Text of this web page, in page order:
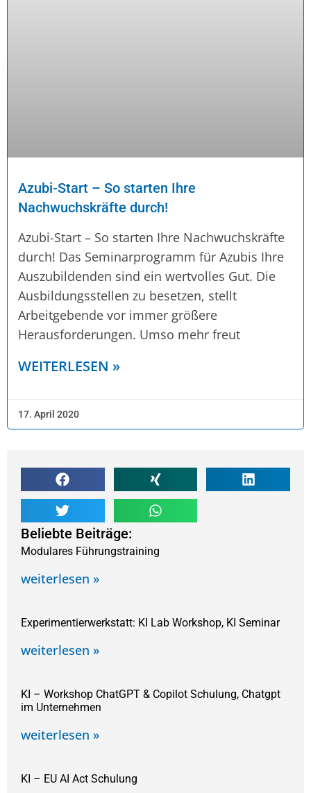
Azubi-Start – So starten Ihre
Nachwuchskräfte durch!
Azubi-Start – So starten Ihre Nachwuchskräfte
durch! Das Seminarprogramm für Azubis Ihre
Auszubildenden sind ein wertvolles Gut. Die
Ausbildungsstellen zu besetzen, stellt
Arbeitgebende vor immer größere
Herausforderungen. Umso mehr freut
WEITERLESEN »
17. April 2020
Beliebte Beiträge:
Modulares Führungstraining
weiterlesen »
Experimentierwerkstatt: KI Lab Workshop, KI Seminar
weiterlesen »
KI – Workshop ChatGPT & Copilot Schulung, Chatgpt
im Unternehmen
weiterlesen »
KI – EU AI Act Schulung